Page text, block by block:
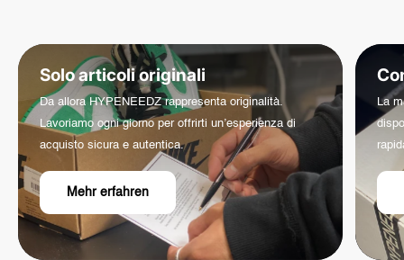
Solo articoli originali
Da allora HYPENEEDZ rappresenta originalità.
Lavoriamo ogni giorno per offrirti un’esperienza di
acquisto sicura e autentica.
Mehr erfahren
La